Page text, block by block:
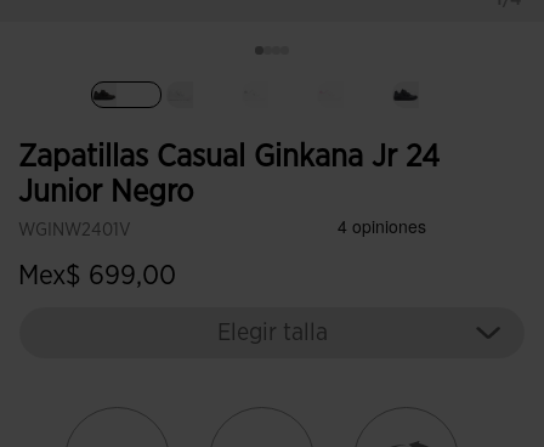
Zapatillas Casual Ginkana Jr 24
Junior Negro
WGINW2401V
Mex$ 699,00
Elegir talla